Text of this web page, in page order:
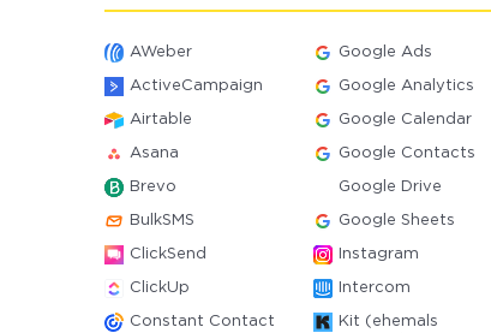
AWeber Google Ads
ActiveCampaign Google Analytics
Airtable Google Calendar
Asana Google Contacts
Brevo Google Drive
BulkSMS Google Sheets
ClickSend Instagram
ClickUp Intercom
Constant Contact
Kit (ehemals